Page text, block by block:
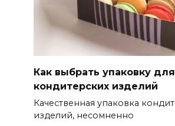
Как выбрать упаковку для
кондитерских изделий
Качественная упаковка
изделий, несомненно